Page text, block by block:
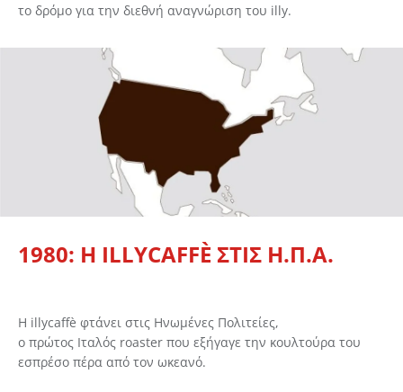
το δρόμο για την διεθνή αναγνώριση του illy.
1980: Η ILLYCAFFÈ ΣΤΙΣ Η.Π.Α.
Η illycaffè φτάνει στις Ηνωμένες Πολιτείες,
ο πρώτος Ιταλός roaster που εξήγαγε την κουλτούρα του
εσπρέσο πέρα από τον ωκεανό.